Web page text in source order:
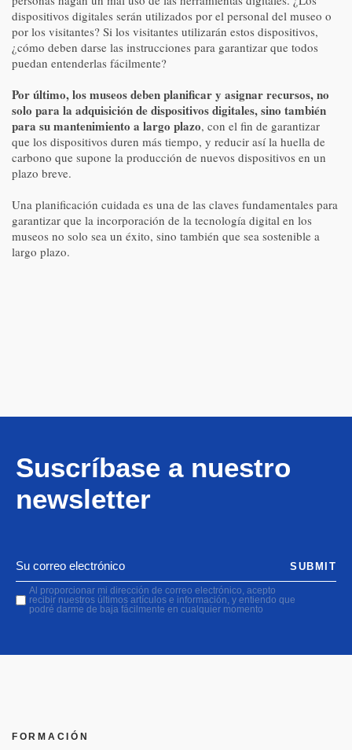
dispositivos digitales serán utilizados por el personal del museo o
por los visitantes? Si los visitantes utilizarán estos dispositivos,
¿cómo deben darse las instrucciones para garantizar que todos
puedan entenderlas fácilmente?
Por último, los museos deben planificar y asignar recursos, no
solo para la adquisición de dispositivos digitales, sino también
para su mantenimiento a largo plazo, con el fin de garantizar
que los dispositivos duren más tiempo, y reducir así la huella de
carbono que supone la producción de nuevos dispositivos en un
plazo breve.
Una planificación cuidada es una de las claves fundamentales para
garantizar que la incorporación de la tecnología digital en los
museos no solo sea un éxito, sino también que sea sostenible a
largo plazo.
Suscríbase a nuestro
newsletter
Al proporcionar mi dirección de correo electrónico, acepto
recibir nuestros últimos artículos e información, y entiendo que
podré darme de baja fácilmente en cualquier momento
SUBMIT
FORMACIÓN